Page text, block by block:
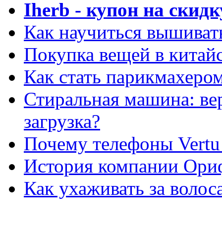
Iherb - купон на
Как научиться
Покупка вещей в
Как стать
Стиральная машина:
загрузка?
Почему телефоны Vertu
История компании
Как ухаживать за